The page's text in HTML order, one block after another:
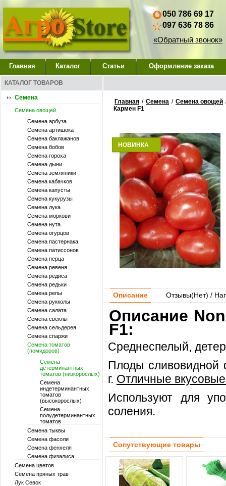
050 786 69 17
097 636 78 86
«Обратный звонок»
Главная Каталог Статьи Оформление заказа
КАТАЛОГ ТОВАРОВ
Семена
Семена овощей
Семена арбуза
Семена артишока
Семена баклажанов
Семена бобов
Семена гороха
Семена дыни
Семена земляники
Семена кабачков
Семена капусты
Семена кукурузы
Семена лука
Семена моркови
Семена нута
Семена огурцов
Семена пастернака
Семена патиссонов
Семена перца
Семена ревеня
Семена редиса
Семена редьки
Семена репы
Семена рукколы
Семена салата
Семена свеклы
Семена сельдерея
Семена спаржи
Семена томатов
(помидоров)
Семена
детерминантных
томатов (низкорослых)
Семена
индетерминантных
томатов
(высокорослых)
Семена
полудетерминантных
томатов
Семена тыквы
Семена фасоли
Семена фенхеля
Семена физалиса
Семена цветов
Семена пряных трав
Лук Севок
Главная / Семена / Семена овощей
Кармен F1
НОВИНКА
Описание Отзывы(Нет) /
Описание
F1:
Среднеспелый,
Плоды сливовидной
г. Отличные
Используют для
соления.
Сопутствующие товары